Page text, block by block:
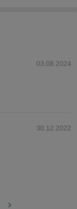
03.08.2024
30.12.2022